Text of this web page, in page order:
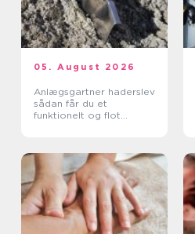
05. August 2026
Anlægsgartner haderslev
sådan får du et
funktionelt og flot